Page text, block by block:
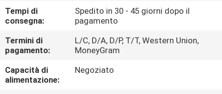
RICHIEDA
UNA
CITAZIONE
MAPPA
Tempi di
consegna:
Spedito in 30 - 45 giorni dopo il
pagamento
Termini di
pagamento:
L/C, D/A, D/P, T/T, Western Union,
MoneyGram
Capacità di
alimentazione:
Negoziato